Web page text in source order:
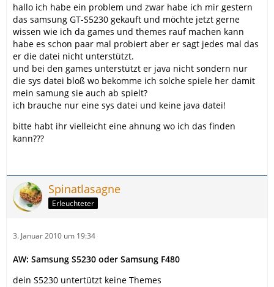
hallo ich habe ein problem und zwar habe ich mir gestern
das samsung GT-S5230 gekauft und möchte jetzt gerne
wissen wie ich da games und themes rauf machen kann
habe es schon paar mal probiert aber er sagt jedes mal das
er die datei nicht unterstützt.
und bei den games unterstützt er java nicht sondern nur
die sys datei bloß wo bekomme ich solche spiele her damit
mein samung sie auch ab spielt?
ich brauche nur eine sys datei und keine java datei!
bitte habt ihr vielleicht eine ahnung wo ich das finden
kann???
Spinatlasagne
Erleuchteter
3. Januar 2010 um 19:34
AW: Samsung S5230 oder Samsung F480
dein S5230 untertützt keine Themes